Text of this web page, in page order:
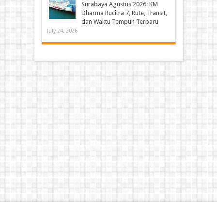
Surabaya Agustus 2026: KM
Dharma Rucitra 7, Rute, Transit,
dan Waktu Tempuh Terbaru
July 24, 2026